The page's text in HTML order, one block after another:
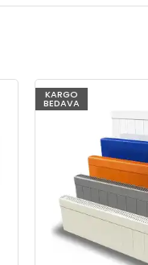
KARGO
BEDAVA